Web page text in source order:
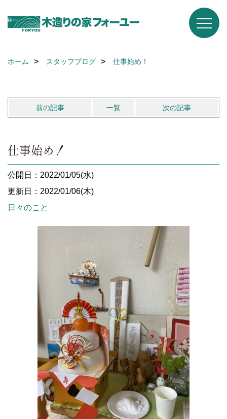
ホーム スタッフブログ 仕事始め！
前の記事 一覧 次の記事
仕事始め！
公開日：2022/01/05(水)
更新日：2022/01/06(木)
日々のこと